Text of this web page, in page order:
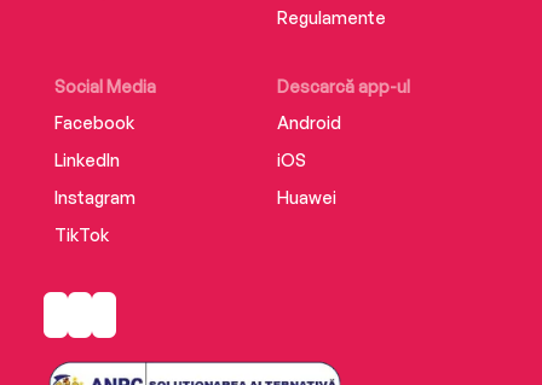
Social Media
Facebook
LinkedIn
Instagram
TikTok
Descarcă app-ul
Android
iOS
Huawei
Regulamente